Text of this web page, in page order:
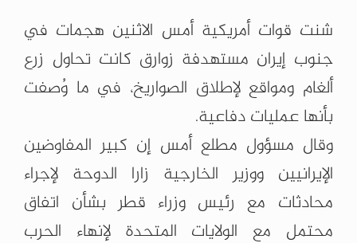
شنت قوات أمريكية أمس الاثنين هجمات في
جنوب إيران مستهدفة زوارق كانت تحاول زرع
ألغام ومواقع لإطلاق الصواريخ، في ما وُصفت
بأنها عمليات دفاعية.
وقال مسؤول مطلع أمس إن كبير المفاوضين
الإيرانيين ووزير الخارجية زارا الدوحة لإجراء
محادثات مع رئيس وزراء قطر بشأن اتفاق
محتمل مع الولايات المتحدة لإنهاء الحرب